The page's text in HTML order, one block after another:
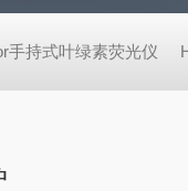
手持式叶绿素荧光仪